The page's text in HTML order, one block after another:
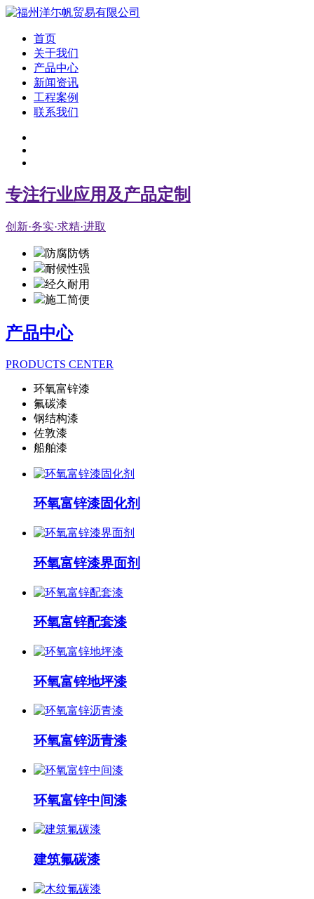
首页
关于我们
产品中心
新闻资讯
工程案例
联系我们
专注行业应用及产品定制
创新·务实·求精·进取
防腐防锈
耐候性强
经久耐用
施工简便
产品中心
PRODUCTS CENTER
环氧富锌漆
氟碳漆
钢结构漆
佐敦漆
船舶漆
环氧富锌漆固化剂
环氧富锌漆界面剂
环氧富锌配套漆
环氧富锌地坪漆
环氧富锌沥青漆
环氧富锌中间漆
建筑氟碳漆